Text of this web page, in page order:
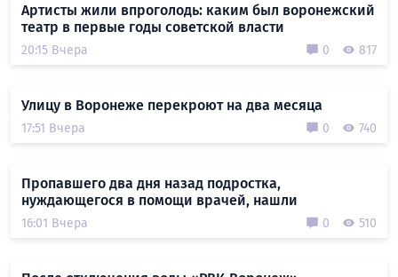
Артисты жили впроголодь: каким был воронежский
театр в первые годы советской власти
20:15 Вчера 0 817
Улицу в Воронеже перекроют на два месяца
17:51 Вчера 0 740
Пропавшего два дня назад подростка,
нуждающегося в помощи врачей, нашли
16:01 Вчера 0 510